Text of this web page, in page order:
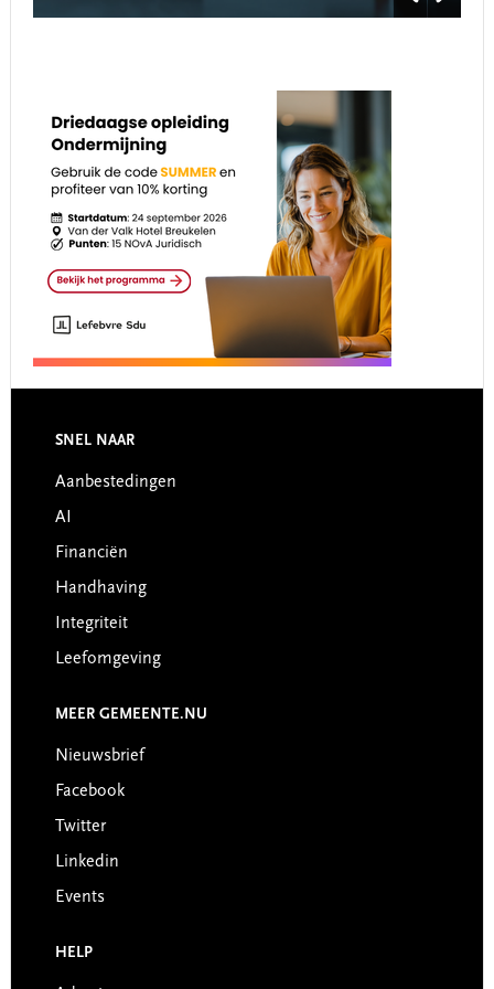
Footer
SNEL NAAR
Aanbestedingen
AI
Financiën
Handhaving
Integriteit
Leefomgeving
MEER GEMEENTE.NU
Nieuwsbrief
Facebook
Twitter
Linkedin
Events
HELP